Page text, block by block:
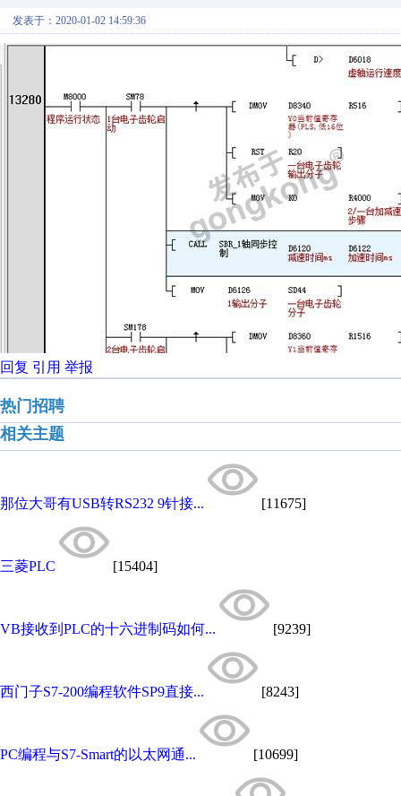
发表于：2020-01-02 14:59:36
回复 引用 举报
热门招聘
相关主题
那位大哥有USB转RS232 9针接... [11675]
三菱PLC [15404]
VB接收到PLC的十六进制码如何... [9239]
西门子S7-200编程软件SP9直接... [8243]
PC编程与S7-Smart的以太网通... [10699]